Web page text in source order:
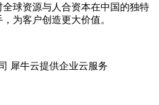
球资源与人合资本在中国的独特
为客户创造更大价值。
犀牛云提供企业云服务